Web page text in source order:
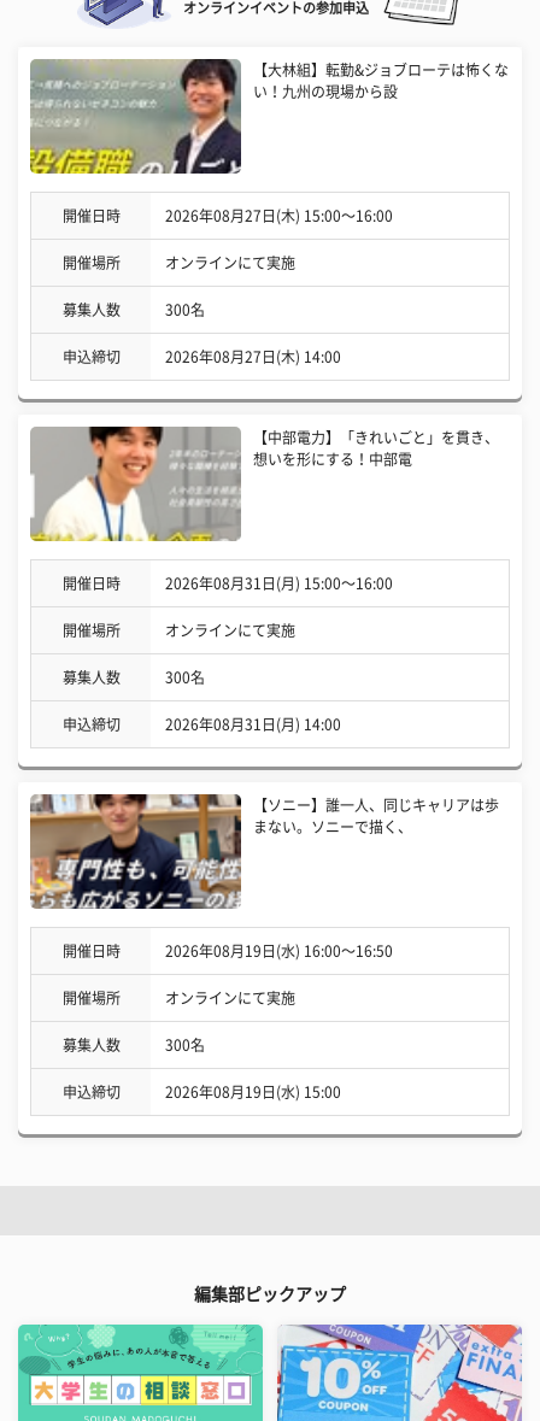
オンラインイベントの参加申込
【大林組】転勤&ジョブローテは怖くな
い！九州の現場から設
開催日時 2026年08月27日(木) 15:00〜16:00
開催場所 オンラインにて実施
募集人数 300名
申込締切 2026年08月27日(木) 14:00
【中部電力】「きれいごと」を貫き、
想いを形にする！中部電
開催日時 2026年08月31日(月) 15:00〜16:00
開催場所 オンラインにて実施
募集人数 300名
申込締切 2026年08月31日(月) 14:00
【ソニー】誰一人、同じキャリアは歩
まない。ソニーで描く、
開催日時 2026年08月19日(水) 16:00〜16:50
開催場所 オンラインにて実施
募集人数 300名
申込締切 2026年08月19日(水) 15:00
編集部ピックアップ